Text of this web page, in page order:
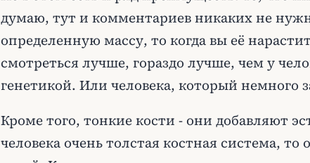
думаю, тут и комментариев никаких не
определенную массу, то когда вы её
смотреться лучше, гораздо лучше, чем у
генетикой. Или человека, который немного
Кроме того, тонкие кости - они добавляют
человека очень толстая костная система, то